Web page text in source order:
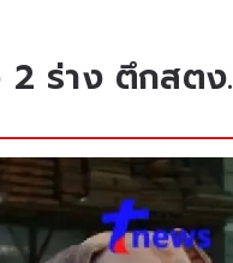
2 ร่าง ตึกสตง.